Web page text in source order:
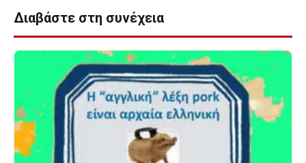
Διαβάστε στη συνέχεια